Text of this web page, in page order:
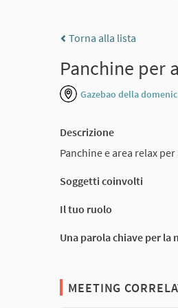
Torna alla lista
Panchine per
Gazebao della
Descrizione
Panchine e area relax
Soggetti coinvolti
Il tuo ruolo
Una parola chiave per la
MEETING